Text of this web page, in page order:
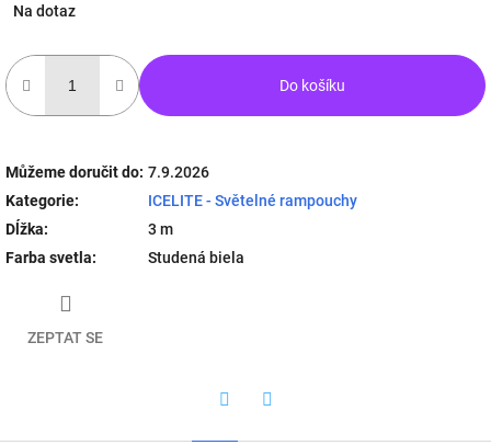
cena:
Na dotaz
Do košíku
Můžeme doručit do: 7.9.2026
Kategorie:
ICELITE - Světelné rampouchy
Dĺžka:
3 m
Farba svetla: Studená biela
ZEPTAT SE